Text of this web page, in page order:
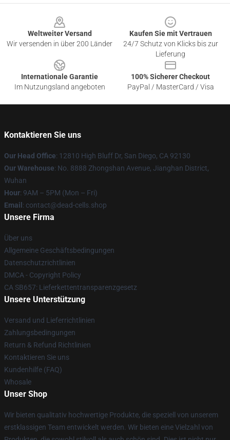
Weltweiter Versand
Wir versenden in über 200 Länder
Kaufen Sie mit Vertrauen
24/7 Schutz von Klicks bis zur
Lieferung
Internationale Garantie
Im Nutzungsland angeboten
100% Sicherer Checkout
PayPal / MasterCard / Visa
Kontaktieren Sie uns
Our Head Office: 12810 High Bluff Dr, San Diego, CA 92130
Our Warehouse: No. 8888 Zhongshan Avenue, Jianghan District,
Wuhan
Hour: 9AM – 5PM (Mon – Fri)
Email : contact@dead-cells.shop
Unsere Firma
Über uns
Allgemeine Geschäftsbedingungen
Datenschutzrichtlinien
DMCA - Copyright Policy
CA SB657: Lieferkettentransparenzgesetz
Unsere Unterstützung
Versand und Lieferrichtlinien
Zahlungsbedingungen
Return & Refund Richtlinien
Kontaktieren Sie uns
Kundenhilfe (FAQ)
Whosale
Unser Shop
Wir bieten qualitativ hochwertige Produkte, die speziell von unserem
erstklassigen Team entwickelt werden. Wir bieten eine Vielzahl von